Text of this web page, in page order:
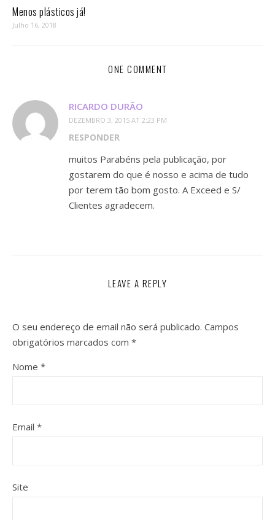
Menos plásticos já!
Julho 16, 2018
ONE COMMENT
RICARDO DURÃO
DEZEMBRO 3, 2015 AT 2:23 PM
RESPONDER
muitos Parabéns pela publicação, por
gostarem do que é nosso e acima de tudo
por terem tão bom gosto. A Exceed e S/
Clientes agradecem.
LEAVE A REPLY
O seu endereço de email não será publicado. Campos
obrigatórios marcados com *
Nome *
Email *
Site